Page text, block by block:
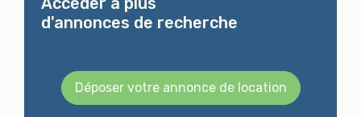
d'annonces de recherche
Déposer votre annonce de location